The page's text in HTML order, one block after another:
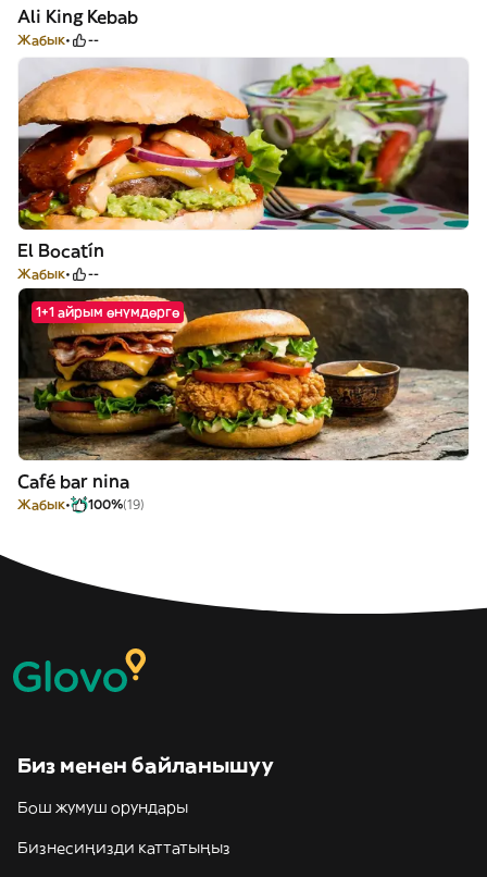
Ali King Kebab
Жабык --
El Bocatín
Жабык --
1+1 айрым өнүмдөргө
Café bar nina
Жабык 100%(19)
Биз менен байланышуу
Бош жумуш орундары
Бизнесиңизди каттатыңыз